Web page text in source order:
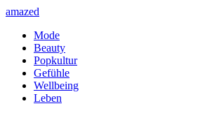
amazed
Mode
Beauty
Popkultur
Gefühle
Wellbeing
Leben